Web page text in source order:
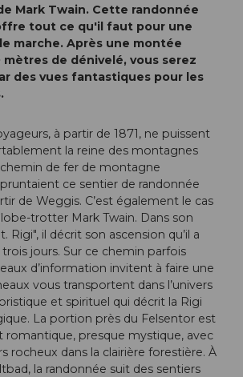
Mark Twain. Cette randonnée
tout ce qu'il faut pour une
marche. Après une montée
mètres de dénivelé, vous serez
des vues fantastiques pour les
à partir de 1871, ne puissent
la reine des montagnes
de fer de montagne
ce sentier de randonnée
de Weggis. C’est également le cas
trotter Mark Twain. Dans son
Rigi", il décrit son ascension qu’il a
trois jours. Sur ce chemin parfois
d’information invitent à faire une
vous transportent dans l’univers
et spirituel qui décrit la Rigi
La portion près du Felsentor est
romantique, presque mystique, avec
rocheux dans la clairière forestière. À
la randonnée suit des sentiers